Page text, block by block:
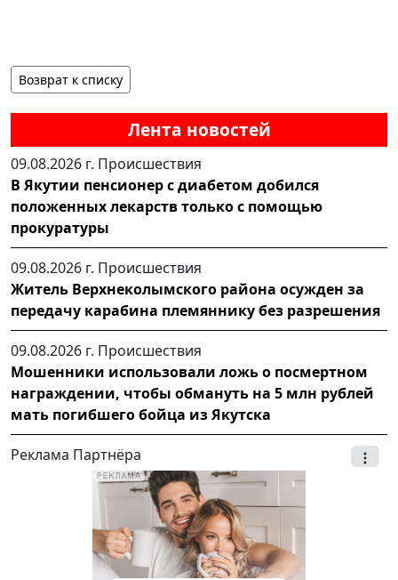
Лента новостей
09.08.2026 г. Происшествия
В Якутии пенсионер с диабетом добился
положенных лекарств только с помощью
прокуратуры
09.08.2026 г. Происшествия
Житель Верхнеколымского района осужден за
передачу карабина племяннику без разрешения
09.08.2026 г. Происшествия
Мошенники использовали ложь о посмертном
награждении, чтобы обмануть на 5 млн рублей
мать погибшего бойца из Якутска
Реклама Партнёра
Возврат к списку